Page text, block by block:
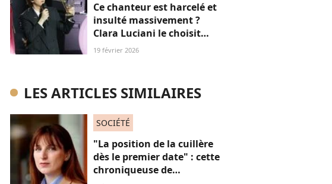
Ce chanteur est harcelé et
insulté massivement ?
Clara Luciani le choisit
pour sa première partie !
19 février 2026
LES ARTICLES SIMILAIRES
SOCIÉTÉ
"La position de la cuillère
dès le premier date" : cette
chroniqueuse de